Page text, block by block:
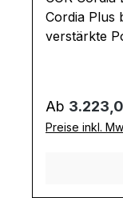
Cordia Plus
verstärkte
mit
Drehstuhl
Regulärer
Ab
Preise inkl.